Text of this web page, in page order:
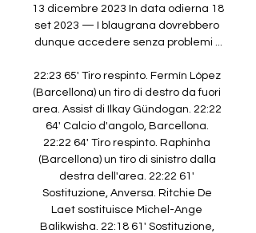
13 dicembre 2023 In data odierna 18
set 2023 — I blaugrana dovrebbero
dunque accedere senza problemi ...
22:23 65' Tiro respinto. Fermín López
(Barcellona) un tiro di destro da fuori
area. Assist di Ilkay Gündogan. 22:22
64' Calcio d'angolo, Barcellona.
22:22 64' Tiro respinto. Raphinha
(Barcellona) un tiro di sinistro dalla
destra dell'area. 22:22 61'
Sostituzione, Anversa. Ritchie De
Laet sostituisce Michel-Ange
Balikwisha. 22:18 61' Sostituzione,